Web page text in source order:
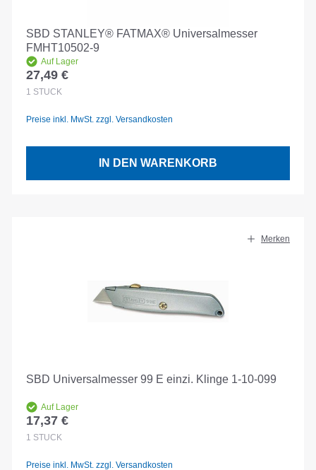
SBD STANLEY® FATMAX® Universalmesser
FMHT10502-9
Auf Lager
Regulärer Preis:
27,49 €
1 STÜCK
Preise inkl. MwSt. zzgl. Versandkosten
IN DEN WARENKORB
Merken
SBD Universalmesser 99 E einzi. Klinge 1-10-099
Auf Lager
Regulärer Preis:
17,37 €
1 STÜCK
Preise inkl. MwSt. zzgl. Versandkosten